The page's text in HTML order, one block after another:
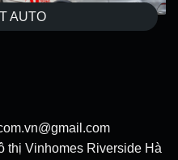
AUTO
thị Vinhomes Riverside Hà